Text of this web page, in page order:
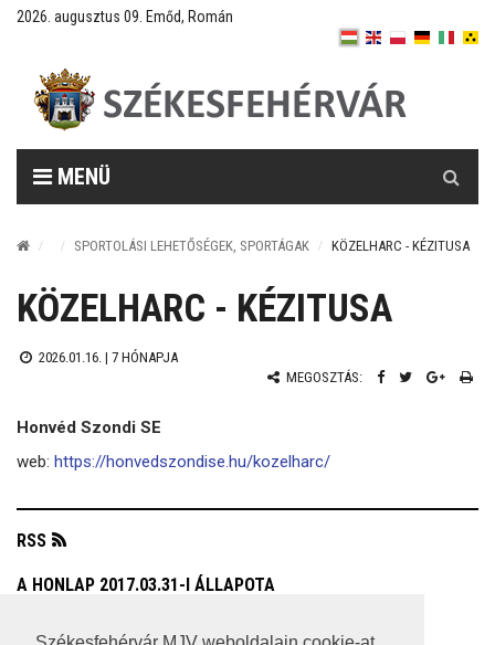
2026. augusztus 09. Emőd, Román
MENÜ
SPORTOLÁSI LEHETŐSÉGEK, SPORTÁGAK KÖZELHARC - KÉZITUSA
KÖZELHARC - KÉZITUSA
2026.01.16. | 7 HÓNAPJA
MEGOSZTÁS:
Honvéd Szondi SE
web: https://honvedszondise.hu/kozelharc/
RSS
A HONLAP 2017.03.31-I ÁLLAPOTA
JOGI NYILATKOZAT